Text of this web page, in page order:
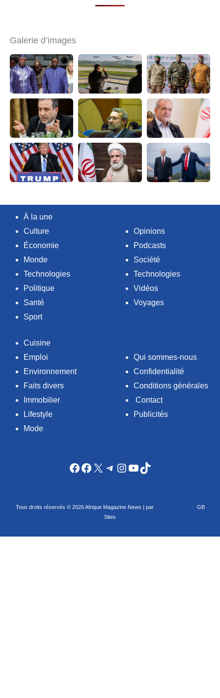
Galerie d’images
À la une
Culture
Économie
Monde
Technologies
Politique
Santé
Sport
Opinions
Podcasts
Société
Technologies
Vidéos
Voyages
Cuisine
Emploi
Environnement
Faits divers
Immobilier
Lifestyle
Mode
Qui sommes-nous
Confidentialité
Conditions générales
Contact
Publicités
Facebook
Facebook
X Telegram
Instagram
YouTube
TikTok
Tous droits réservés © 2026 Afrique Magazine News | par
GB
Sites